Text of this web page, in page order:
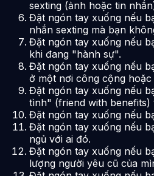
sexting (ảnh hoặc tin
Đặt ngón tay xuống nếu
nhắn sexting mà bạn
Đặt ngón tay xuống nếu
khi đang "hành sự".
Đặt ngón tay xuống nếu
ở một nơi công cộng
Đặt ngón tay xuống nếu
tình" (friend with benefits)
Đặt ngón tay xuống nếu
Đặt ngón tay xuống nếu
ngủ với ai đó.
Đặt ngón tay xuống nếu
lượng người yêu cũ của